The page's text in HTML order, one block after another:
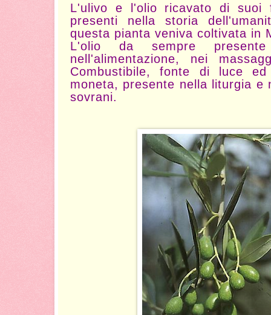
L'ulivo e l'olio ricavato di suoi
presenti nella storia
questa pianta veniva coltivata in
L'olio da sempre
nell'alimentazione, nei
Combustibile, fonte di luce
moneta, presente nella liturgia e
sovrani.